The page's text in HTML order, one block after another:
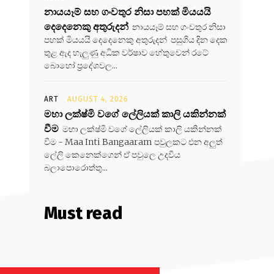
නායයෑම් සහ ගංවතුර නිසා පහක් මියයයි
දෙදෙනෙකු අතුරුදන් නායයෑම් සහ ගංවතුර නිසා
පහක් මියයයි දෙදෙනෙකු අතුරුදන් පසුගිය දින දෙක
තුළ ඇද හැලුණු අධික වර්ෂාව හේතුවෙන් රටේ
බොහෝ ප්‍රදේශවල...
ART AUGUST 4, 2026
මහා ලක්ෂ්මි වගේ ලේලියක් කාලි යකින්නක්
වීම මහා ලක්ෂ්මි වගේ ලේලියක් කාලි යකින්නක්
වීම - Maa Inti Bangaaram පවුලකට එන අලුත්
ලේලි කෙනෙක්ගෙන් ඒ පවුලෙ උදවිය
බලාපොරොත්තු...
Must read